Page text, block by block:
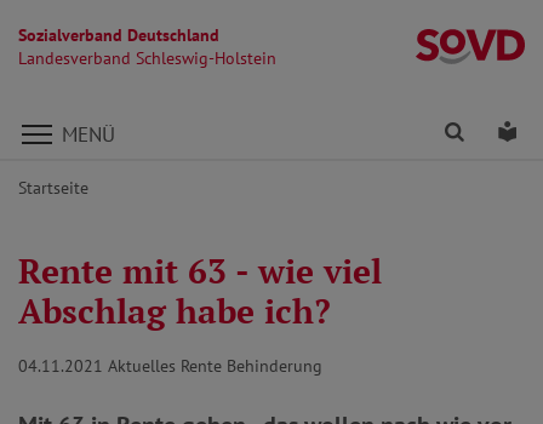
Sozialverband Deutschland
Landesverband Schleswig-Holstein
Direkt zu den Inhalten springen
MENÜ Finden
Startseite
Rente mit 63 - wie viel
Abschlag habe ich?
04.11.2021 Aktuelles Rente Behinderung